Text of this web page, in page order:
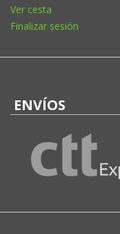
Ver cesta
Finalizar sesión
ENVÍOS